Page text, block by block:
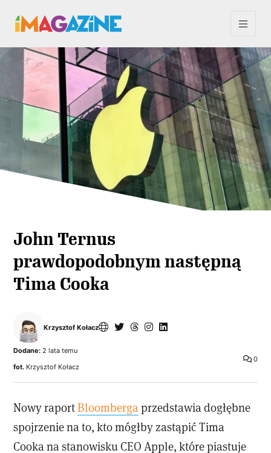
John Ternus
prawdopodobnym następną
Tima Cooka
Krzysztof Kołacz
0
Dodane: 2 lata temu
fot. Krzysztof Kołacz
Nowy raportBloombergaprzedstawia dogłębne
spojrzenie na to, kto mógłby zastąpić Tima
Cooka na stanowisku CEO Apple, które piastuje